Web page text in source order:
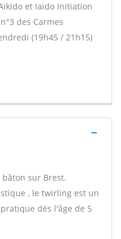
et Iaïdo Initiation
des Carmes
(19h45 / 21h15)
sur Brest.
, le twirling est un
dès l'âge de 5